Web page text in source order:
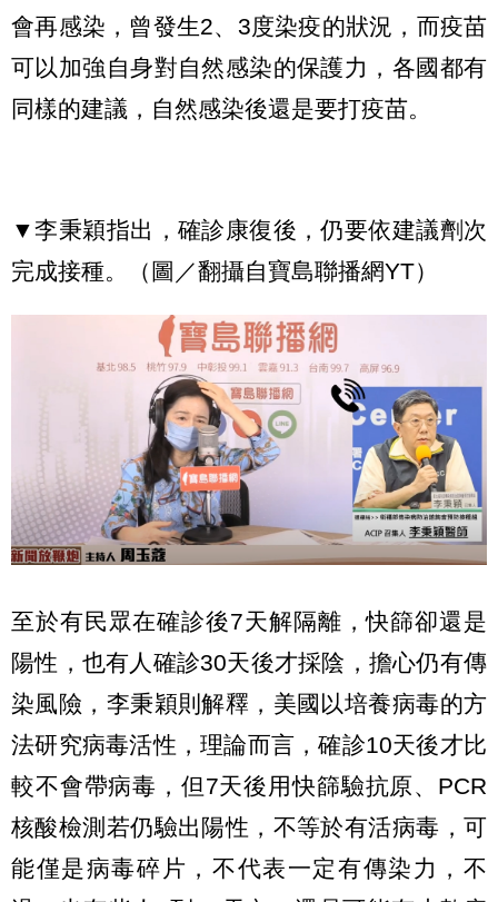
會再感染，曾發生2、3度染疫的狀況，而疫苗
可以加強自身對自然感染的保護力，各國都有
同樣的建議，自然感染後還是要打疫苗。
▼李秉穎指出，確診康復後，仍要依建議劑次
完成接種。（圖／翻攝自寶島聯播網YT）
至於有民眾在確診後7天解隔離，快篩卻還是
陽性，也有人確診30天後才採陰，擔心仍有傳
染風險，李秉穎則解釋，美國以培養病毒的方
法研究病毒活性，理論而言，確診10天後才比
較不會帶病毒，但7天後用快篩驗抗原、PCR
核酸檢測若仍驗出陽性，不等於有活病毒，可
能僅是病毒碎片，不代表一定有傳染力，不